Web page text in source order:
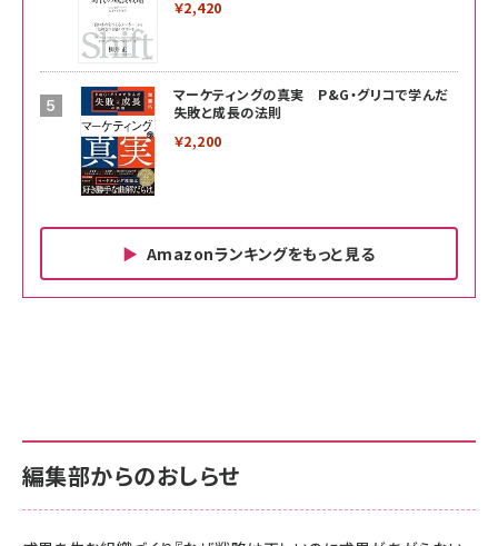
￥2,420
マーケティングの真実 P&G・グリコで学んだ
失敗と成長の法則
￥2,200
Amazonランキングをもっと見る
￥880
anan(アンアン)2026/06/24号 No.2500増刊
スペシャルエディション[王道エンタメの矜持／
サポート正規品 メーカー保証5年 KLMEA128G
NIMASO ガラスフィルム iPhone 17 用 保護フィ
サポート正規品 メーカー保証5年 KLMEA128G
Amazon eギフトカード - Amazonロゴ - クラ
編集部からのおしらせ